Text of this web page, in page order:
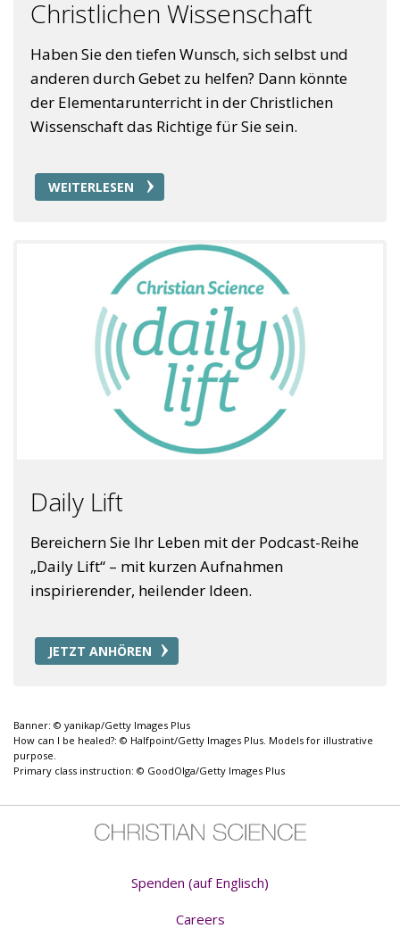
Christlichen Wissenschaft
Haben Sie den tiefen Wunsch, sich selbst und
anderen durch Gebet zu helfen? Dann könnte
der Elementarunterricht in der Christlichen
Wissenschaft das Richtige für Sie sein.
WEITERLESEN
Daily Lift
Bereichern Sie Ihr Leben mit der Podcast-Reihe
„Daily Lift“ – mit kurzen Aufnahmen
inspirierender, heilender Ideen.
JETZT ANHÖREN
Banner: © yanikap/Getty Images Plus
How can I be healed?: © Halfpoint/Getty Images Plus. Models for illustrative
purpose.
Primary class instruction: © GoodOlga/Getty Images Plus
Spenden (auf Englisch)
Careers